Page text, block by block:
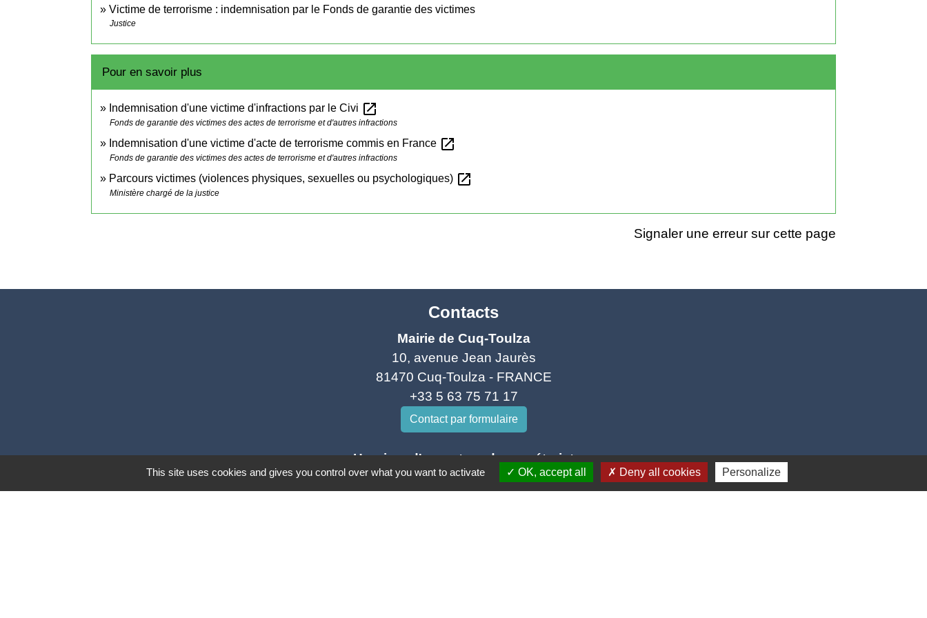
Victime de terrorisme : indemnisation par le Fonds de garantie des victimes
Justice
Pour en savoir plus
Indemnisation d'une victime d'infractions par le Civi open_in_new
Fonds de garantie des victimes des actes de terrorisme et d'autres infractions
Indemnisation d'une victime d'acte de terrorisme commis en France open_in_new
Fonds de garantie des victimes des actes de terrorisme et d'autres infractions
Parcours victimes (violences physiques, sexuelles ou psychologiques) open_in_new
Ministère chargé de la justice
Signaler une erreur sur cette page
Contacts
Mairie de Cuq-Toulza
10, avenue Jean Jaurès
81470 Cuq-Toulza - FRANCE
+33 5 63 75 71 17
Contact par formulaire
Horaires d'ouverture du secrétariat
Lundi : Sur RDV
This site uses cookies and gives you control over what you want to activate OK, accept all Deny all cookies Personalize